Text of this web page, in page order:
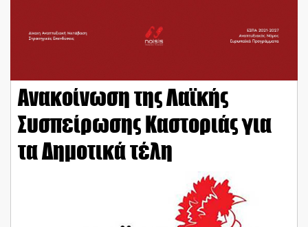
Ανακοίνωση της Λαϊκής
Συσπείρωσης Καστοριάς για
τα Δημοτικά τέλη